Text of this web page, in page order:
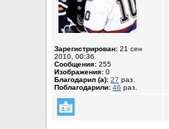
Зарегистрирован: 21 сен
2010, 00:36
Сообщения: 255
Изображения: 0
Благодарил (а): 27 раз.
Поблагодарили: 46 раз.